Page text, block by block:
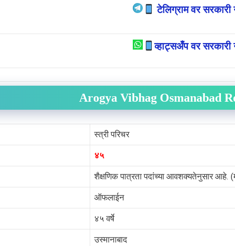
टेलिग्राम वर
व्हाट्सअँप वर
Arogya Vibhag Osmanabad
स्त्री परिचर
४५
शैक्षणिक पात्रता पदांच्या आवशक्यतेनुसार आहे.
ऑफलाईन
४५ वर्षे
उस्मानाबाद